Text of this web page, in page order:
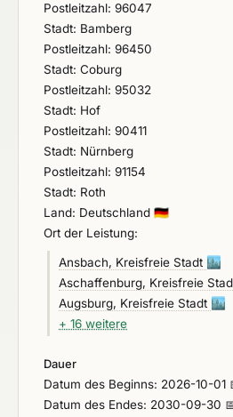
Postleitzahl: 96047
Stadt: Bamberg
Postleitzahl: 96450
Stadt: Coburg
Postleitzahl: 95032
Stadt: Hof
Postleitzahl: 90411
Stadt: Nürnberg
Postleitzahl: 91154
Stadt: Roth
Land: Deutschland 🇩🇪
Ort der Leistung:
Ansbach, Kreisfreie Stadt 🏙️
Aschaffenburg, Kreisfreie
Augsburg, Kreisfreie Stadt 🏙️
+ 16 weitere
Dauer
Datum des Beginns: 2026-10-01
Datum des Endes: 2030-09-30